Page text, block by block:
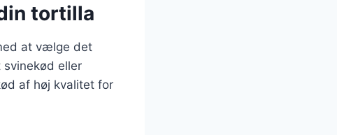
tortilla
at vælge det
eller
af høj kvalitet for